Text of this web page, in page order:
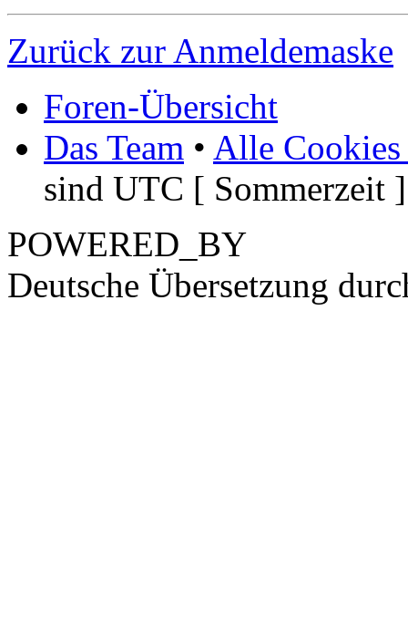
Zurück zur Anmeldemaske
Foren-Übersicht
Das Team • Alle Cookies
sind UTC [ Sommerzeit ]
POWERED_BY
Deutsche Übersetzung